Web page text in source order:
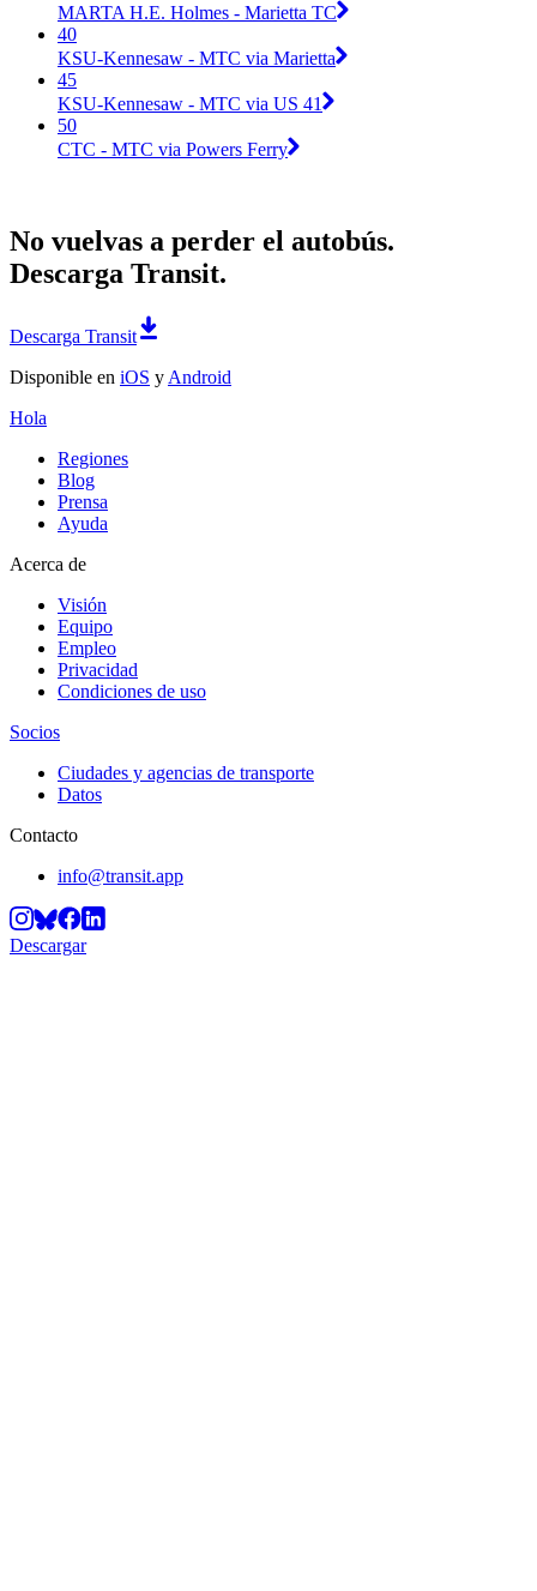
MARTA H.E. Holmes - Marietta TC
40
KSU-Kennesaw - MTC via Marietta
45
KSU-Kennesaw - MTC via US 41
50
CTC - MTC via Powers Ferry
No vuelvas a perder el autobús.
Descarga Transit.
Descarga Transit
Disponible en iOS y Android
Hola
Regiones
Blog
Prensa
Ayuda
Acerca de
Visión
Equipo
Empleo
Privacidad
Condiciones de uso
Socios
Ciudades y agencias de transporte
Datos
Contacto
info@transit.app
Descargar